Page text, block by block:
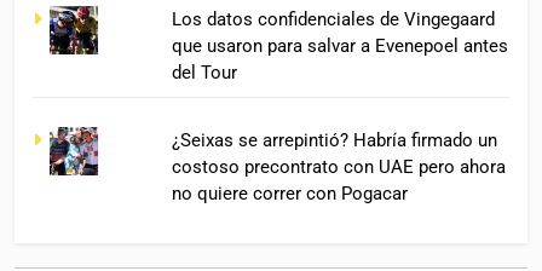
Los datos confidenciales de Vingegaard
que usaron para salvar a Evenepoel antes
del Tour
¿Seixas se arrepintió? Habría firmado un
costoso precontrato con UAE pero ahora
no quiere correr con Pogacar